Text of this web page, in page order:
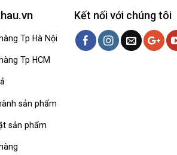
Tp Hà Nội
Tp HCM
sản phẩm
sản phẩm
Kết nối với chúng tôi